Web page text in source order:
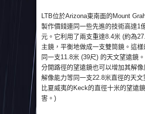
LTB位於Arizona東南面的Mount
製作價錢連同一些先進的技術高達1
元。它利用了兩支重達8.4米 (約為
主鏡，平衡地做成一支雙筒鏡。這
同一支11.8米 (39尺) 的天文望遠鏡
分開路徑的望遠鏡也可以增加其解像
解像能力等同一支22.8米直徑的天文
比夏威夷的Keck的直徑十米的望遠
害。)